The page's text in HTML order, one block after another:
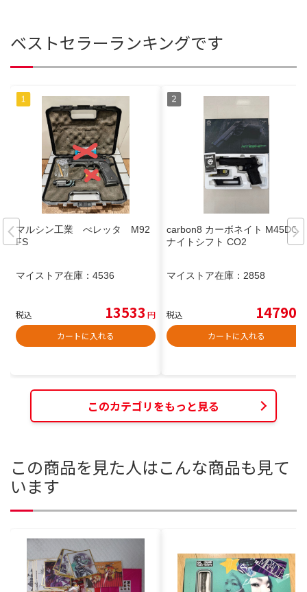
ベストセラーランキングです
マルシン工業 べレッタ M92
FS
マイストア在庫： 4536
税込 13533 円
カートに入れる
carbon8 カーボネイト M45DOC
ナイトシフト CO2
マイストア在庫： 2858
税込 14790
カートに入れる
このカテゴリをもっと見る
この商品を見た人はこんな商品も見て
います